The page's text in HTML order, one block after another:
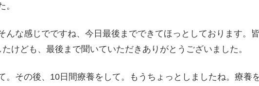
。
んな感じでですね、今日最後までできてほっとしております。
けども、最後まで聞いていただきありがとうございました。
。その後、10日間療養をして。もうちょっとしましたね。療養